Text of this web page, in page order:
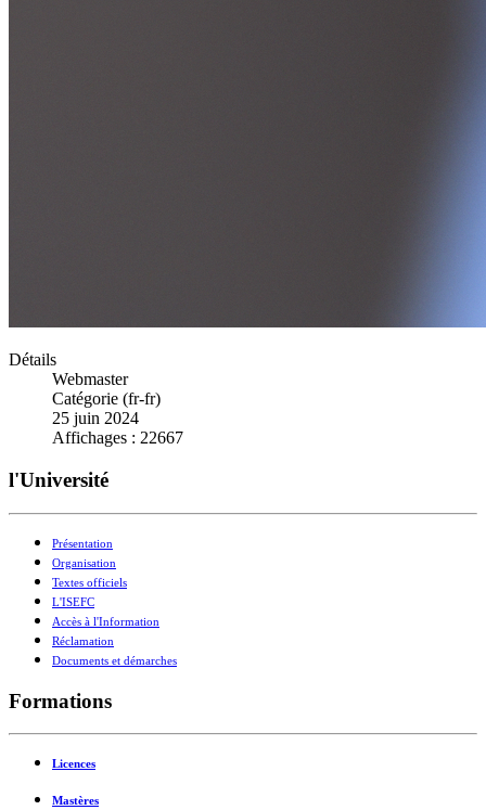
Détails
Webmaster
Catégorie (fr-fr)
25 juin 2024
Affichages : 22667
l'Université
Présentation
Organisation
Textes officiels
L'ISEFC
Accès à l'Information
Réclamation
Documents et démarches
Formations
Licences
Mastères